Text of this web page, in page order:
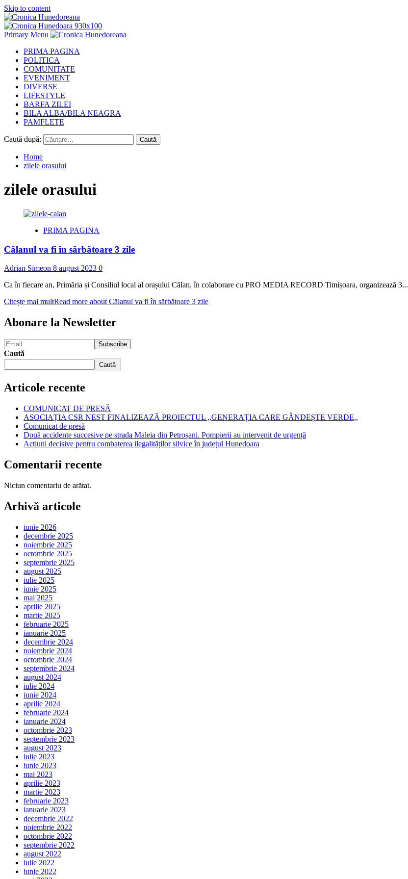
Skip to content
Primary Menu
PRIMA PAGINA
POLITICA
COMUNITATE
EVENIMENT
DIVERSE
LIFESTYLE
BARFA ZILEI
BILA ALBA/BILA NEAGRA
PAMFLETE
Caută după:
Home
zilele orasului
zilele orasului
PRIMA PAGINA
Călanul va fi în sărbătoare 3 zile
Adrian Simeon 8 august 2023 0
Ca în fiecare an, Primăria și Consiliul local al orașului Călan, în colaborare cu PRO MEDIA RECORD Timișoara, organizează 3...
Citește mai multRead more about Călanul va fi în sărbătoare 3 zile
Abonare la Newsletter
Caută
Caută
Articole recente
COMUNICAT DE PRESĂ
ASOCIAȚIA CSR NEST FINALIZEAZĂ PROIECTUL ,,GENERAȚIA CARE GÂNDEȘTE VERDE,,
Comunicat de presă
Două accidente succesive pe strada Maleia din Petroșani. Pompierii au intervenit de urgență
Acțiuni decisive pentru combaterea ilegalităților silvice în județul Hunedoara
Comentarii recente
Niciun comentariu de arătat.
Arhivă articole
iunie 2026
decembrie 2025
noiembrie 2025
octombrie 2025
septembrie 2025
august 2025
iulie 2025
iunie 2025
mai 2025
aprilie 2025
martie 2025
februarie 2025
ianuarie 2025
decembrie 2024
noiembrie 2024
octombrie 2024
septembrie 2024
august 2024
iulie 2024
iunie 2024
aprilie 2024
februarie 2024
ianuarie 2024
octombrie 2023
septembrie 2023
august 2023
iulie 2023
iunie 2023
mai 2023
aprilie 2023
martie 2023
februarie 2023
ianuarie 2023
decembrie 2022
noiembrie 2022
octombrie 2022
septembrie 2022
august 2022
iulie 2022
iunie 2022